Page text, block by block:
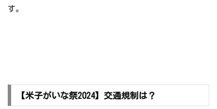
す。
【米子がいな祭2024】交通規制は？